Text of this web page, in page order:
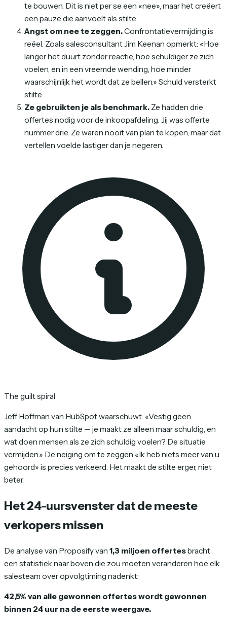
te bouwen. Dit is niet per se een «nee», maar het creëert
een pauze die aanvoelt als stilte.
Angst om nee te zeggen.Confrontatievermijding is
reëel. Zoals salesconsultant Jim Keenan opmerkt: «Hoe
langer het duurt zonder reactie, hoe schuldiger ze zich
voelen, en in een vreemde wending, hoe minder
waarschijnlijk het wordt dat ze bellen.» Schuld versterkt
stilte.
Ze gebruikten je als benchmark. Ze hadden drie
offertes nodig voor de inkoopafdeling. Jij was offerte
nummer drie. Ze waren nooit van plan te kopen, maar dat
vertellen voelde lastiger dan je negeren.
The guilt spiral
Jeff Hoffman van HubSpot waarschuwt: «Vestig geen
aandacht op hun stilte — je maakt ze alleen maar schuldig, en
wat doen mensen als ze zich schuldig voelen? De situatie
vermijden.» De neiging om te zeggen «Ik heb niets meer van u
gehoord» is precies verkeerd. Het maakt de stilte erger, niet
beter.
Het 24-uursvenster dat de meeste
verkopers missen
De analyse van Proposify van 1,3 miljoen offertesbracht
een statistiek naar boven die zou moeten veranderen hoe elk
salesteam over opvolgtiming nadenkt:
42,5% van alle gewonnen offertes wordt gewonnen
binnen 24 uur na de eerste weergave.